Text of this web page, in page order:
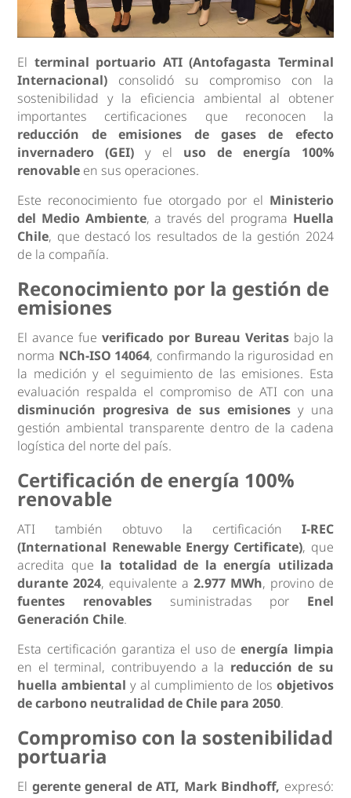
El terminal portuario ATI (Antofagasta Terminal
Internacional) consolidó su compromiso con la
sostenibilidad y la eficiencia ambiental al obtener
importantes certificaciones que reconocen la
reducción de emisiones de gases de efecto
invernadero (GEI) y el uso de energía 100%
renovable en sus operaciones.
Este reconocimiento fue otorgado por el Ministerio
del Medio Ambiente, a través del programa Huella
Chile, que destacó los resultados de la gestión 2024
de la compañía.
Reconocimiento por la gestión de
emisiones
El avance fueverificado por Bureau Veritasbajo la
norma NCh-ISO 14064, confirmando la rigurosidad en
la medición y el seguimiento de las emisiones. Esta
evaluación respalda el compromiso de ATI con una
disminución progresiva de sus emisionesy una
gestión ambiental transparente dentro de la cadena
logística del norte del país.
Certificación de energía 100%
renovable
ATI también obtuvo la certificación I-REC
(International Renewable Energy Certificate), que
acredita que la totalidad de la energía utilizada
durante 2024, equivalente a 2.977 MWh, provino de
fuentes renovablessuministradas por Enel
Generación Chile.
Esta certificación garantiza el uso deenergía limpia
en el terminal, contribuyendo a la reducción de su
huella ambiental y al cumplimiento de los objetivos
de carbono neutralidad de Chile para 2050.
Compromiso con la sostenibilidad
portuaria
El gerente general de ATI, Mark Bindhoff, expresó: